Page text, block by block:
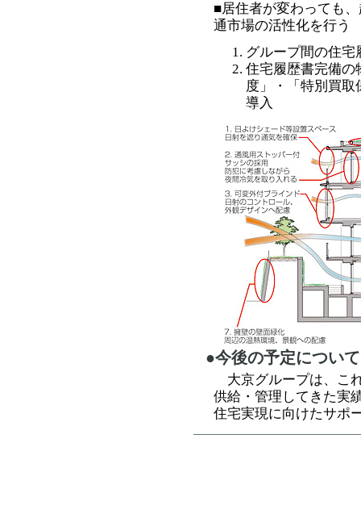
■居住者が変わっても
通市場の活性化を行う
グループ間の住
住宅履歴書完備の
度」・「特別買
導入
●今後の予定について
大京グループは、こ
供給・管理してきた実
住宅実現に向けたサポ